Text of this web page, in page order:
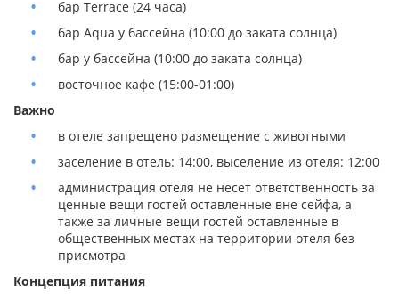
бар Terrace (24 часа)
бар Aqua у бассейна (10:00 до заката солнца)
бар у бассейна (10:00 до заката солнца)
восточное кафе (15:00-01:00)
Важно
в отеле запрещено размещение с животными
заселение в отель: 14:00, выселение из отеля: 12:00
администрация отеля не несет ответственность за
ценные вещи гостей оставленные вне сейфа, а
также за личные вещи гостей оставленные в
общественных местах на территории отеля без
присмотра
Концепция питания